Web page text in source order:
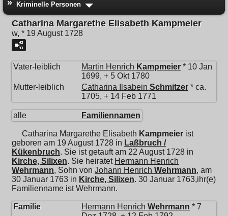
Kriminelle Personen
Catharina Margarethe Elisabeth Kampmeier
w, * 19 August 1728
Vater-leiblich Martin Henrich Kampmeier * 10 Jan
1699, + 5 Okt 1780
Mutter-leiblich
Catharina Ilsabein Schmitzer * ca.
1705, + 14 Feb 1771
alle Familiennamen
Catharina Margarethe Elisabeth Kampmeier ist
geboren am 19 August 1728 in Laßbruch /
Kükenbruch. Sie ist getauft am 22 August 1728 in
Kirche, Silixen. Sie heiratet Hermann Henrich
Wehrmann, Sohn von Johann Henrich Wehrmann, am
30 Januar 1763 in Kirche, Silixen. 30 Januar 1763,ihr(e)
Familienname ist Wehrmann.
Familie Hermann Henrich Wehrmann * 7